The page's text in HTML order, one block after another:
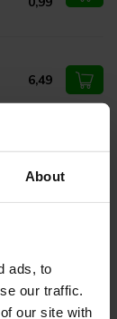
About
ads, to
our traffic.
our site with
6,49
17,25
op via
203 59 02